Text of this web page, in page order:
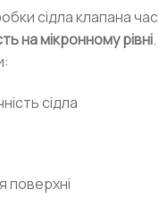
сідла клапана
на мікронному рівні
сідла
поверхні